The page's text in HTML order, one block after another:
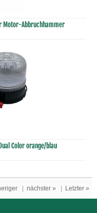
Motor-Abbruchhammer
Color orange/blau
| nächster » | Letzter »